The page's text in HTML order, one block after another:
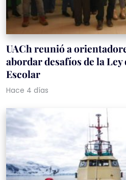
UACh reunió a
abordar desafíos de la
Escolar
Hace 4 días